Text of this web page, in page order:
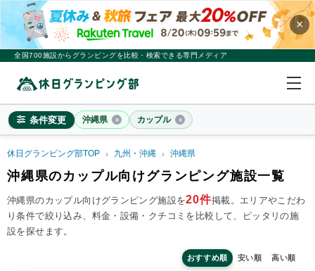
×
全国700施設からグランピングを比較・検索できる専門メディア
条件変更 沖縄県 カップル
2名 室
料金目安 ※4名利用時の1名最安値
~20,000円/人
ペット連れ
休日グランピング部TOP 九州・沖縄 沖縄県
沖縄県のカップル向けグランピング施設一覧
沖縄県のカップル向けグランピング施設を20件掲載。 エリアやこだわ
り条件で絞り込み、料金・設備・クチコミを比較して、ピッタリの施
設を探せます。
おすすめ順 安い順 高い順